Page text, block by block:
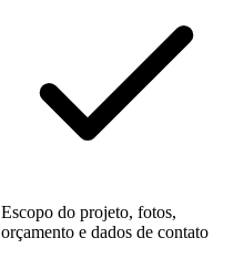
Escopo do projeto, fotos,
orçamento e dados de contato